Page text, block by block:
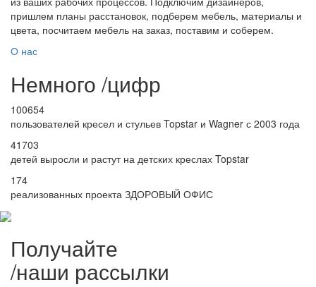
пришлем планы расстановок, подберем мебель, материалы и
цвета, посчитаем мебель на заказ, поставим и соберем.
О нас
Немного /цифр
100654
пользователей кресел и стульев Topstar и Wagner с 2003 года
41703
детей выросли и растут на детских креслах Topstar
174
реализованных проекта ЗДОРОВЫЙ ОФИС
Получайте
/наши рассылки